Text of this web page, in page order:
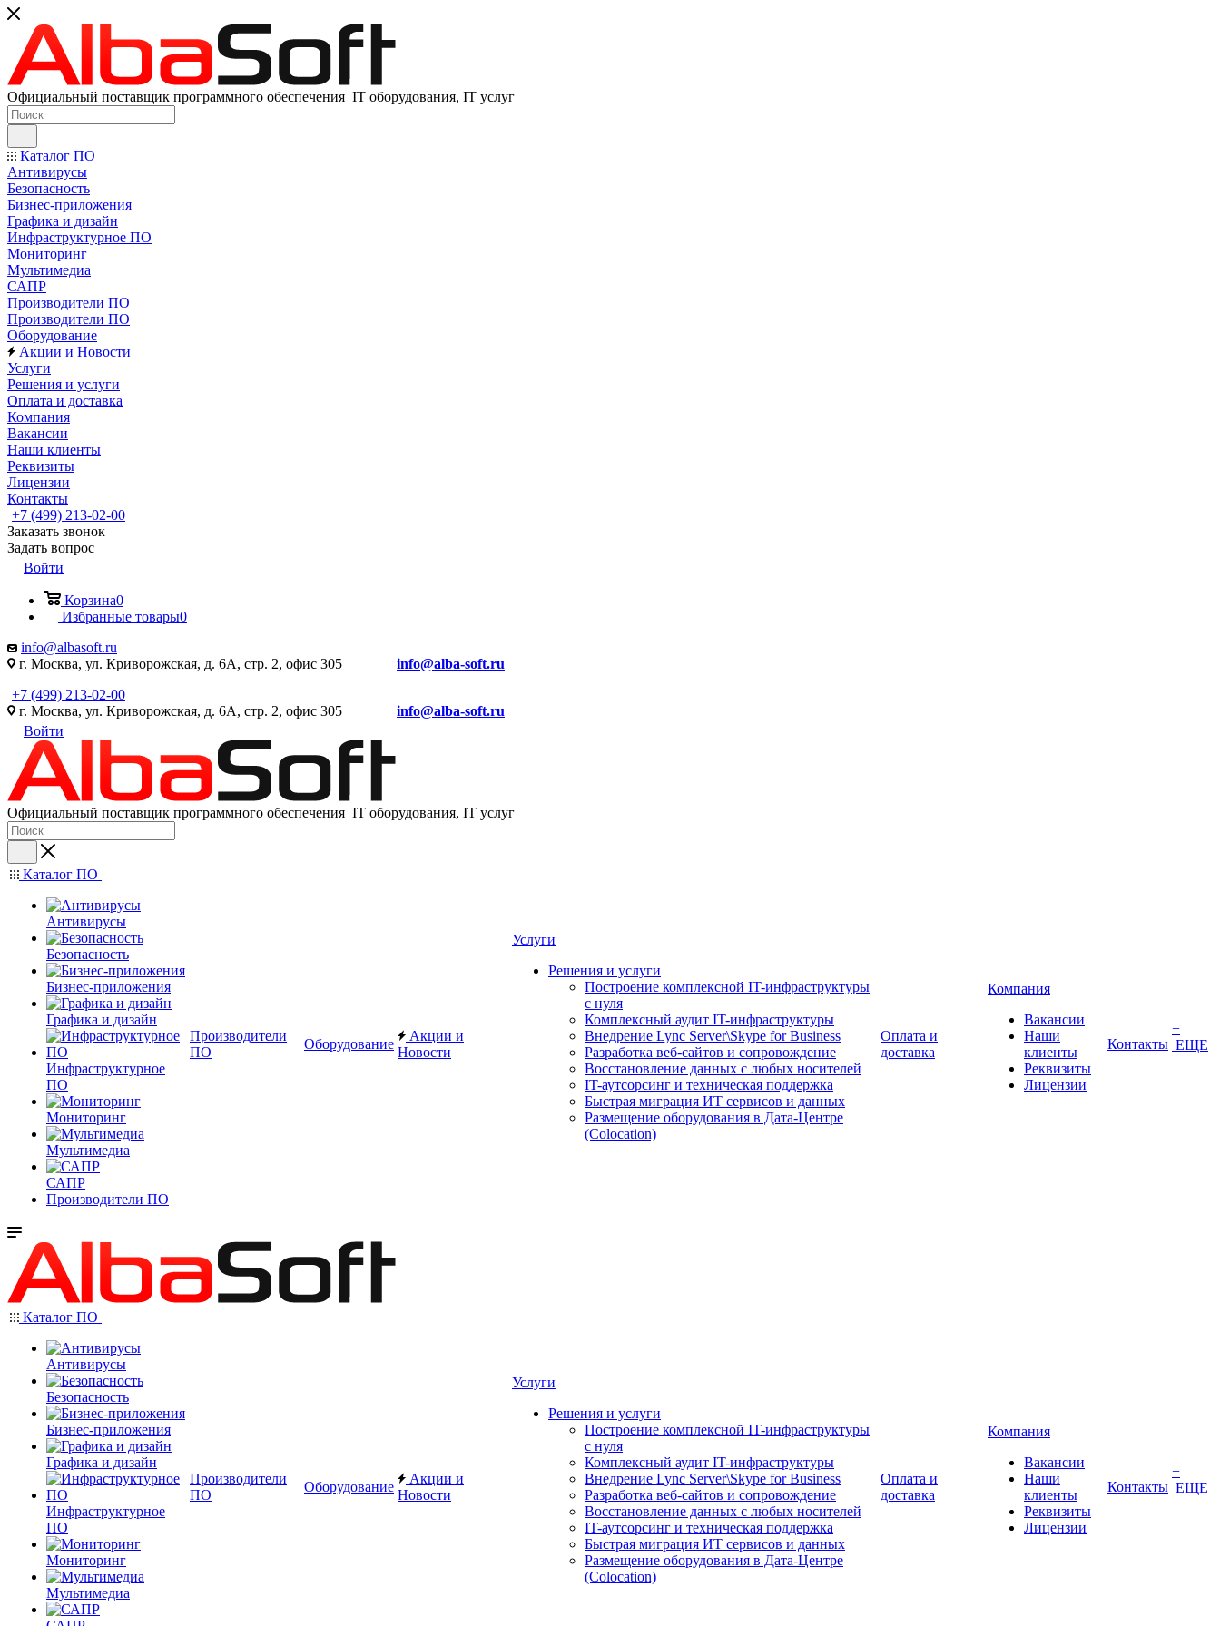
Официальный поставщик программного обеспечения IT оборудования, IT услуг
Каталог ПО
Антивирусы
Безопасность
Бизнес-приложения
Графика и дизайн
Инфраструктурное ПО
Мониторинг
Мультимедиа
САПР
Производители ПО
Производители ПО
Оборудование
Акции и Новости
Услуги
Решения и услуги
Оплата и доставка
Компания
Вакансии
Наши клиенты
Реквизиты
Лицензии
Контакты
+7 (499) 213-02-00
Заказать звонок
Задать вопрос
Войти
Корзина0
Избранные товары0
info@albasoft.ru
г. Москва, ул. Криворожская, д. 6А, стр. 2, офис 305 info@alba-soft.ru
+7 (499) 213-02-00
г. Москва, ул. Криворожская, д. 6А, стр. 2, офис 305 info@alba-soft.ru
Войти
Официальный поставщик программного обеспечения IT оборудования, IT услуг
Каталог ПО
Антивирусы
Безопасность
Бизнес-приложения
Графика и дизайн
Инфраструктурное
ПО
Мониторинг
Мультимедиа
САПР
Производители ПО
Производители
ПО
Оборудование
Акции и
Новости
Услуги
Решения и услуги
Построение комплексной IT-инфраструктуры
с нуля
Комплексный аудит IT-инфраструктуры
Внедрение Lync Server\Skype for Business
Разработка веб-сайтов и сопровождение
Восстановление данных с любых носителей
IT-аутсорсинг и техническая поддержка
Быстрая миграция ИТ сервисов и данных
Размещение оборудования в Дата-Центре
(Colocation)
Оплата и
доставка
Компания
Вакансии
Наши
клиенты
Реквизиты
Лицензии
Контакты
+
ЕЩЕ
Каталог ПО
Антивирусы
Безопасность
Бизнес-приложения
Графика и дизайн
Инфраструктурное
ПО
Мониторинг
Мультимедиа
Производители
ПО
Оборудование
Акции и
Новости
Услуги
Решения и услуги
Построение комплексной IT-инфраструктуры
с нуля
Комплексный аудит IT-инфраструктуры
Внедрение Lync Server\Skype for Business
Разработка веб-сайтов и сопровождение
Восстановление данных с любых носителей
IT-аутсорсинг и техническая поддержка
Быстрая миграция ИТ сервисов и данных
Размещение оборудования в Дата-Центре
(Colocation)
Оплата и
доставка
Компания
Вакансии
Наши
клиенты
Реквизиты
Лицензии
Контакты
+
ЕЩЕ